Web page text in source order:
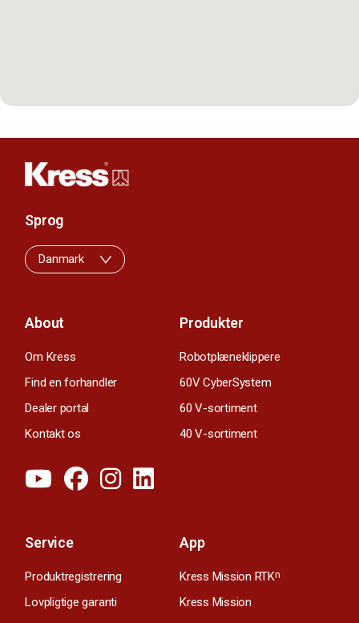
About
Om Kress
Find en forhandler
Dealer portal
Kontakt os
Produkter
Robotplæneklippere
60V CyberSystem
60 V-sortiment
40 V-sortiment
Service
Produktregistrering
Lovpligtige garanti
App
Kress Mission RTKn
Kress Mission
Sprog
Danmark